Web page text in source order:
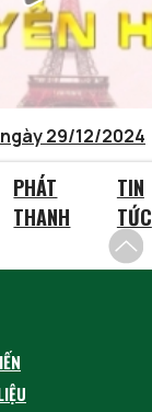
29/12/2024
PHÁT
THANH
TIN
TỨC